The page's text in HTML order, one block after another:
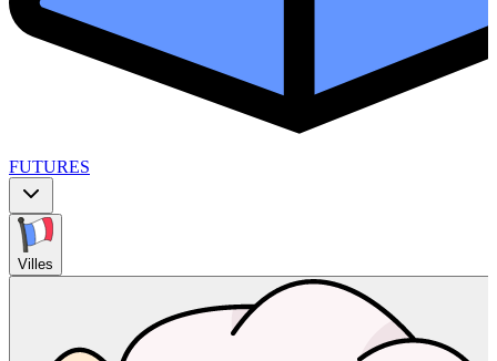
FUTURES
Villes